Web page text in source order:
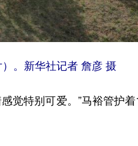
。新华社记者 詹彦 摄
特别可爱。”马裕管护